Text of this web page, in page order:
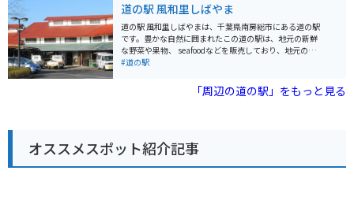
のを味わってみてはいかがでしょうか。
す。 周辺には、バイクで走ると気持ちの良い、田園風景
が広がるルートがいくつかあります。 道の駅には、広々
とした駐車場と休憩スペースが設けられているので、ツ
ーリングの休憩場所としても最適です。 お土産には、ブ
ルーベリーを使ったジャムやジュース、地元産の米など
道の駅 風和里しばやま
道の駅 風和里しばやまは、千葉県南房総市にある道の駅
です。豊かな自然に囲まれたこの道の駅は、地元の新鮮
な野菜や果物、 seafoodなどを販売しており、地元の食
を楽しむことができます。 特に、館山湾でとれた新鮮な
った定食が人気です。バイクで訪れる際は、駐車場も広
く停めやすいので安心です。また、道の駅のすぐそばに
があり、自然を満喫することができます。道の駅 風和里
しばやまは、房総半島の魅力を満喫できるスポットで
す。
#道の駅
「周辺の道の駅」をもっと見る
オススメスポット紹介記事